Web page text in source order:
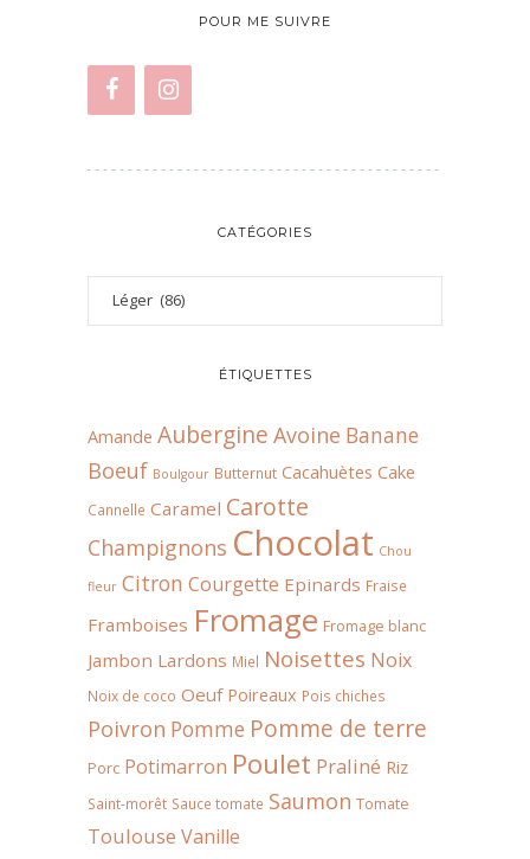
POUR ME SUIVRE
CATÉGORIES
ÉTIQUETTES
Amande Aubergine Avoine Banane
Boeuf Boulgour Butternut Cacahuètes Cake
Cannelle Caramel Carotte
Champignons Chocolat Chou
fleur Citron Courgette Epinards Fraise
Framboises Fromage Fromage blanc
Jambon Lardons Miel Noisettes Noix
Noix de coco Oeuf Poireaux Pois chiches
Poivron Pomme Pomme de terre
Porc Potimarron Poulet Praliné Riz
Saint-morêt Sauce tomate Saumon Tomate
Toulouse Vanille